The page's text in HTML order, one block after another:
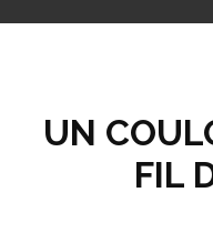
UN
FIL